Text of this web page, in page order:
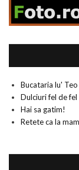
Bucataria lu' Teo
Dulciuri fel de fel
Hai sa gatim!
Retete ca la